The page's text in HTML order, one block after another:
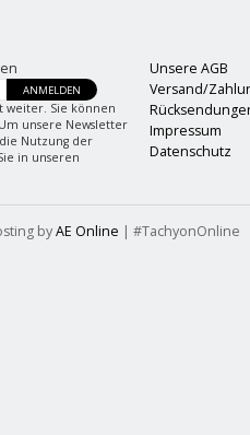
ANMELDEN
weiter. Sie können
unsere Newsletter
Nutzung der
in unseren
Unsere AGB
Versand/
Impressum
Datenschutz
byAE Online | #TachyonOnline